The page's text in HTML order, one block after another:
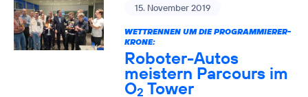
15. November 2019
WETTRENNEN UM DIE PROGRAMMIERER-
KRONE:
Roboter-Autos
meistern Parcours im
O2 Tower